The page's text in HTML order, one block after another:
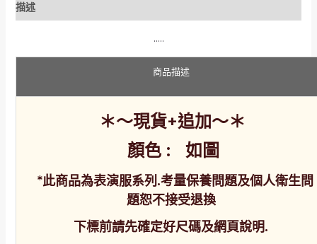
描述
…..
商品描述
＊～現貨+追加～＊
顏色 : 如圖
*此商品為表演服系列.考量保養問題及個人衛生問
題恕不接受退換
下標前請先確定好尺碼及網頁說明.